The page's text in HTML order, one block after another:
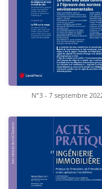
N°3 - 7 septembre